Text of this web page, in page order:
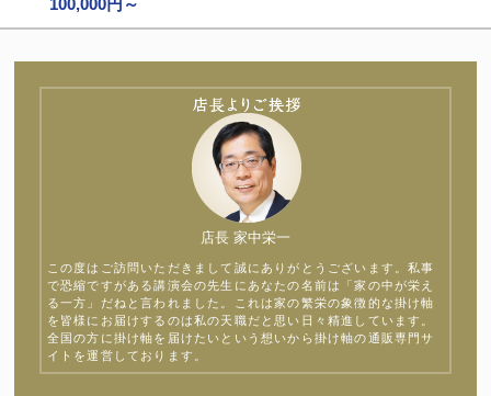
店長 家中栄一
この度はご訪問いただきまして誠にありがとうございます。私事
で恐縮ですがある講演会の先生にあなたの名前は「家の中が栄え
る一方」だねと言われました。これは家の繁栄の象徴的な掛け軸
を皆様にお届けするのは私の天職だと思い日々精進しています。
全国の方に掛け軸を届けたいという想いから掛け軸の通販専門サ
イトを運営しております。